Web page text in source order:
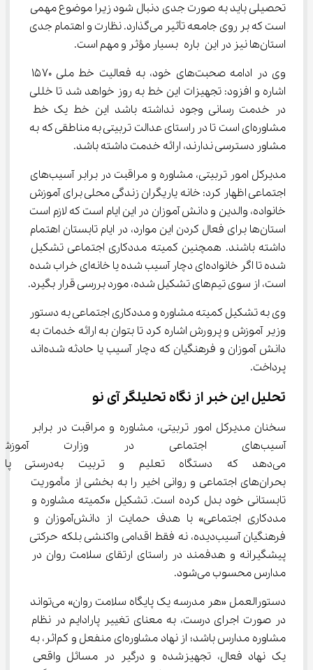
تحصیلی باید به صورت جدی دنبال شود زیرا موضوع مهمی
است که بر روی جامعه تأثیر می‌گذارد. نظارت و اهتمام جدی
استان‌ها نیز در این باره بسیار مؤثر و مهم است.
اشاره و افزود: تجهیزات این خط به روز خواهد شد تا خللی
در خدمت رسانی وجود نداشته باشد این خط یک خط
مشاوره‌ای است تا در راستای عدالت تربیتی به مناطقی که به
مشاور دسترسی ندارند، ارائه خدمت داشته باشد.
مدیرکل امور تربیتی، مشاوره و مراقبت در برابر آسیب‌های
اجتماعی اظهار کرد: خانه یاریگران زندگی محلی برای آموزش
خانواده، والدین و دانش آموزان در این ایام است که لازم است
استان‌ها برای فعال کردن این موارد، در ایام تابستان اهتمام
داشته باشند. همچنین کمیته مددکاری اجتماعی تشکیل
شده تا اگر خانواده‌ای دچار آسیب شده یا خانه‌ای خراب شده
است، از سوی تیم‌های تشکیل شده، مورد بررسی قرار بگیرد.
وی به تشکیل کمیته مشاوره و مددکاری اجتماعی به دستور
وزیر آموزش و پرورش اشاره کرد تا بتوان به ارائه خدمات به
دانش آموزان و فرهنگیان که دچار آسیب یا حادثه شده‌اند
پرداخت.
تحلیل این خبر از نگاه تحلیلگر آی نو
سخنان مدیرکل امور تربیتی، مشاوره و مراقبت در برابر
آسیب‌های اجتماعی در وزارت
می‌دهد که دستگاه تعلیم و
بحران‌های اجتماعی و روانی اخیر را به بخشی از مأموریت
تابستانی خود بدل کرده است. تشکیل «کمیته مشاوره و
مددکاری اجتماعی» با هدف حمایت از دانش‌آموزان و
فرهنگیان آسیب‌دیده، نه فقط اقدامی واکنشی بلکه حرکتی
پیشگیرانه و هدفمند در راستای ارتقای سلامت روان در
مدارس محسوب می‌شود.
دستورالعمل «هر مدرسه یک پایگاه سلامت روان» می‌تواند
در صورت اجرای درست، به معنای تغییر پارادایم در نظام
مشاوره مدارس باشد؛ از نهاد مشاوره‌ای منفعل و کم‌اثر، به
یک نهاد فعال، تجهیز‌شده و درگیر در مسائل واقعی